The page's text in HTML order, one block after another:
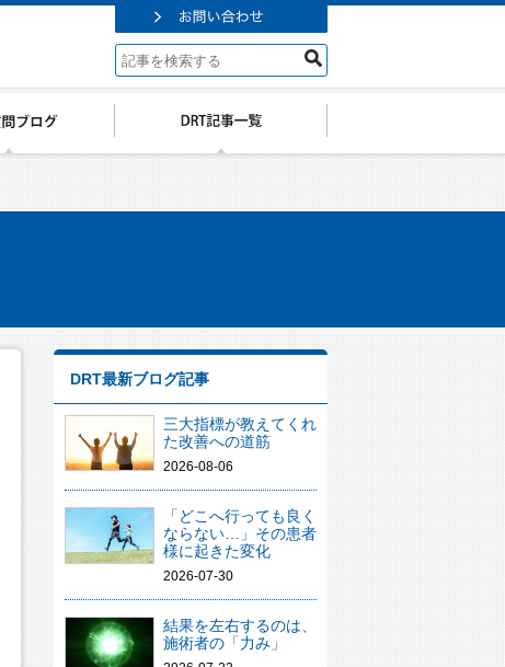
DRT最新ブログ記事
三大指標が教えてくれ
た改善への道筋
2026-08-06
「どこへ行っても良く
ならない…」その患者
様に起きた変化
2026-07-30
結果を左右するのは、
施術者の「力み」